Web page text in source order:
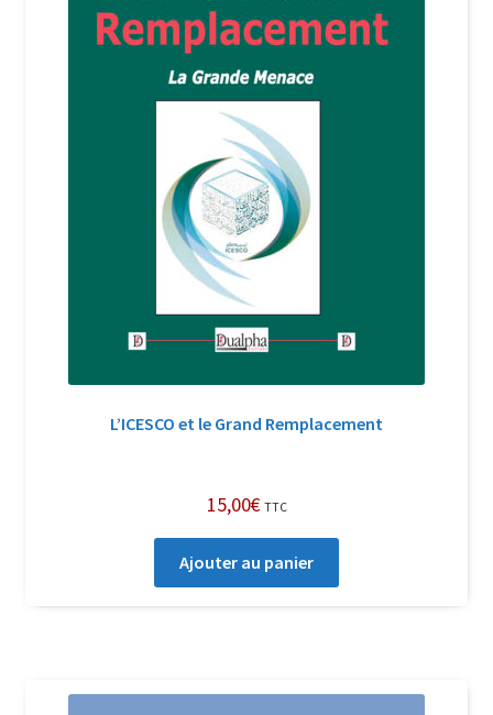
L’ICESCO et le Grand Remplacement
15,00€ TTC
Ajouter au panier